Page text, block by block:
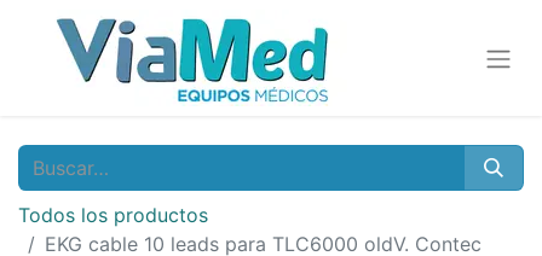
Todos los productos
EKG cable 10 leads para TLC6000 oldV. Contec